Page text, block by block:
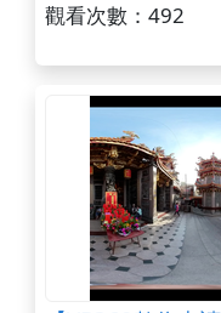
觀看次數：492